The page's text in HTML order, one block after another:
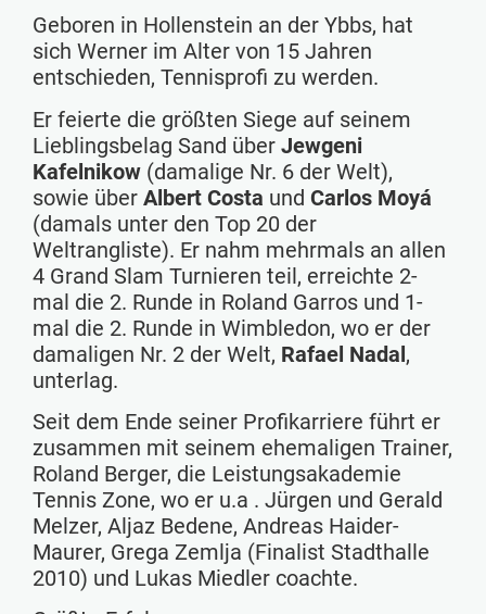
Geboren in Hollenstein an der Ybbs, hat
sich Werner im Alter von 15 Jahren
entschieden, Tennisprofi zu werden.
Er feierte die größten Siege auf seinem
Lieblingsbelag Sand über Jewgeni
Kafelnikow (damalige Nr. 6 der Welt),
sowie über Albert Costa und Carlos Moyá
(damals unter den Top 20 der
Weltrangliste). Er nahm mehrmals an allen
4 Grand Slam Turnieren teil, erreichte 2-
mal die 2. Runde in Roland Garros und 1-
mal die 2. Runde in Wimbledon, wo er der
damaligen Nr. 2 der Welt, Rafael Nadal,
unterlag.
Seit dem Ende seiner Profikarriere führt er
zusammen mit seinem ehemaligen Trainer,
Roland Berger, die Leistungsakademie
Tennis Zone, wo er u.a . Jürgen und Gerald
Melzer, Aljaz Bedene, Andreas Haider-
Maurer, Grega Zemlja (Finalist Stadthalle
2010) und Lukas Miedler coachte.